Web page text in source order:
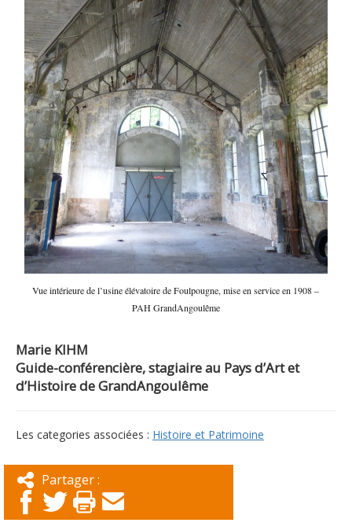
Vue intérieure de l’usine élévatoire de Foulpougne, mise en service en 1908 –
PAH GrandAngoulême
Marie KIHM
Guide-conférencière, stagiaire au Pays d’Art et
d’Histoire de GrandAngoulême
Les categories associées : Histoire et Patrimoine
Partager :